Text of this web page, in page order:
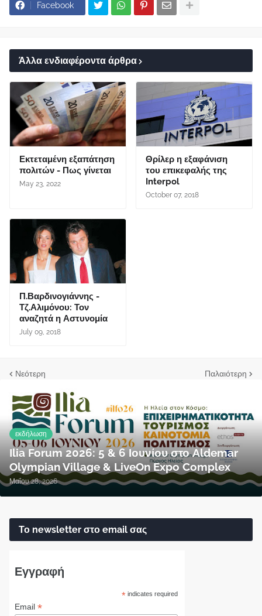
Facebook
Άλλα ενδιαφέροντα άρθρα
Εκτεταμένη εξαπάτηση
πολιτών - Πως γίνεται
May 23, 2022
Θρίλερ η εξαφάνιση
του επικεφαλής της
Interpol
October 07, 2018
Π.Βαρδινογιάννης -
Τζ.Αλιμόνου: Τον
αναζητά η Αστυνομία
July 09, 2018
Νεότερη Παλαιότερη
εκδήλωση
Ilia Forum 2026: 5 & 6 Ιουνίου στο Aldemar
Olympian Village & LiveOn Expo Complex
Μαΐου 28, 2026
Το newsletter στο email σας
Εγγραφή
* indicates required
Email *